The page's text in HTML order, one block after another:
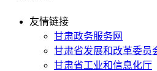
友情链接
甘肃政务服务网
甘肃省发展和改革委员
甘肃省工业和信息化厅